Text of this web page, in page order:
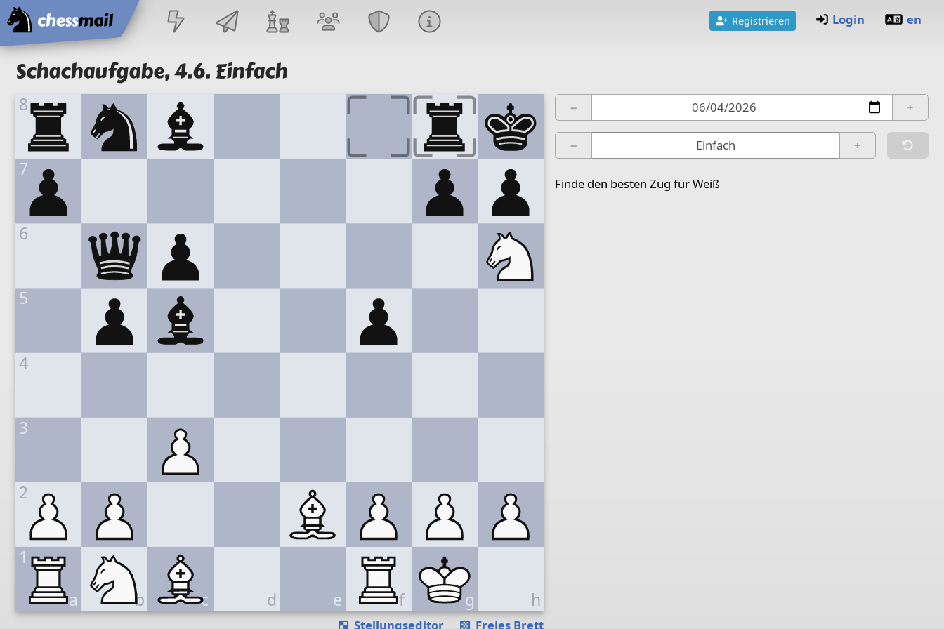
Startseite
Registrieren Login en
Schachaufgabe,4.6. Einfach
a b c d e f g h
8
7
6
5
4
3
2
1
Move piece Stellungseditor Freies Brett
− +
− + reset
Finde den besten Zug für Weiß